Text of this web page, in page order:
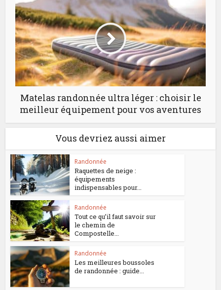
Matelas randonnée ultra léger : choisir le
meilleur équipement pour vos aventures
Vous devriez aussi aimer
Randonnée
Raquettes de neige :
équipements
indispensables pour...
Randonnée
Tout ce qu’il faut savoir sur
le chemin de
Compostelle...
Randonnée
Les meilleures boussoles
de randonnée : guide...